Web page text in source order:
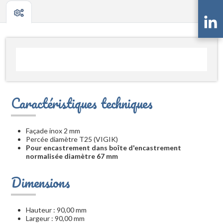
Caractéristiques techniques
Façade inox 2 mm
Percée diamètre T25 (VIGIK)
Pour encastrement dans boîte d'encastrement
normalisée diamètre 67 mm
Dimensions
Hauteur : 90,00 mm
Largeur : 90,00 mm